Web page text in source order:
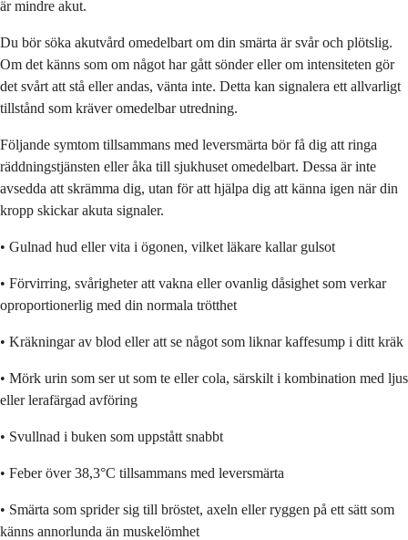
är mindre akut.
Du bör söka akutvård omedelbart om din smärta är svår och plötslig.
Om det känns som om något har gått sönder eller om intensiteten gör
det svårt att stå eller andas, vänta inte. Detta kan signalera ett allvarligt
tillstånd som kräver omedelbar utredning.
Följande symtom tillsammans med leversmärta bör få dig att ringa
räddningstjänsten eller åka till sjukhuset omedelbart. Dessa är inte
avsedda att skrämma dig, utan för att hjälpa dig att känna igen när din
kropp skickar akuta signaler.
• Gulnad hud eller vita i ögonen, vilket läkare kallar gulsot
• Förvirring, svårigheter att vakna eller ovanlig dåsighet som verkar
oproportionerlig med din normala trötthet
• Kräkningar av blod eller att se något som liknar kaffesump i ditt kräk
• Mörk urin som ser ut som te eller cola, särskilt i kombination med ljus
eller lerafärgad avföring
• Svullnad i buken som uppstått snabbt
• Feber över 38,3°C tillsammans med leversmärta
• Smärta som sprider sig till bröstet, axeln eller ryggen på ett sätt som
känns annorlunda än muskelömhet